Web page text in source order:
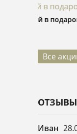
Все
Иван